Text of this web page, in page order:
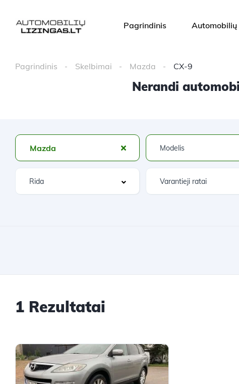
Pagrindinis Automobilių
Pagrindinis Skelbimai Mazda CX-9
Nerandi
Mazda
1 Rezultatai